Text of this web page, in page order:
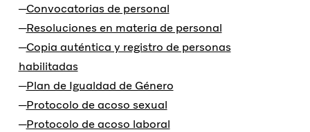
Convocatorias de personal
Resoluciones en materia de personal
Copia auténtica y registro de personas
habilitadas
Plan de Igualdad de Género
Protocolo de acoso sexual
Protocolo de acoso laboral